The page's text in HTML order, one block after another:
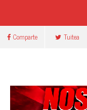
Comparte Tuitea